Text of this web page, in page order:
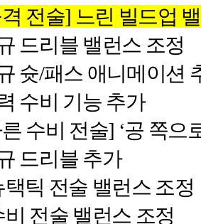
전술] 느린 빌드업
드리블 밸런스 조정
슛/패스 애니메이션
수비 기능 추가
수비 전술] ‘공 쪽으
드리블 추가
택틱 전술 밸런스 조정
비 전술 밸런스 조정